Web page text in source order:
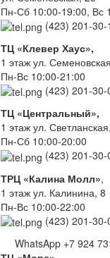
Пн-Сб 10:00-19:00, Вс
(423) 201-30-
ТЦ «Клевер Хаус»,
1 этаж ул.
Пн-Вс 10:00-21:00
(423) 201-30-
ТЦ «Центральный»,
1 этаж ул.
Пн-Сб 10:00-20:00
(423) 201-30-
ТРЦ «Калина Молл»,
1 этаж ул. Калинина, 8
Пн-Вс 10:00-22:00
(423) 201-30-
WhatsApp +7 924